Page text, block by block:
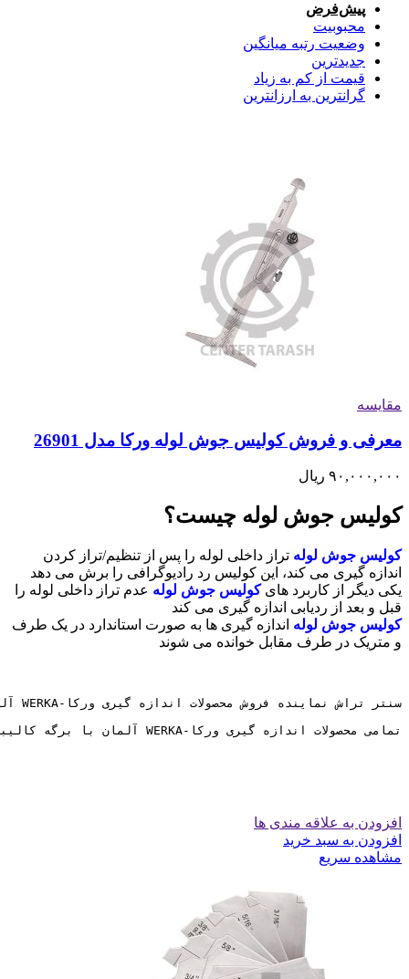
پیش‌فرض
محبوبیت
وضعیت رتبه میانگین
جدیدترین
قیمت از کم به زیاد
گرانترین به ارزانترین
مقایسه
معرفی و فروش کولیس جوش لوله ورکا مدل 26901
۹۰,۰۰۰,۰۰۰ ریال
کولیس جوش لوله چیست؟
کولیس جوش لوله تراز داخلی لوله را پس از تنظیم/تراز کردن
اندازه گیری می کند، این کولیس رد رادیوگرافی را برش می دهد
یکی دیگر از کاربرد هایکولیس جوش لوله عدم تراز داخلی لوله را
قبل و بعد از ردیابی اندازه گیری می کند
کولیس جوش لوله اندازه گیری ها به صورت استاندارد در یک طرف
و متریک در طرف مقابل خوانده می شوند
تمامی محصولات اندازه گیری ورکا-WERKA آلمان با برگه کالیبراسیون معتبر و 6 ماه ضمانت کالیبره به مشتریان ارائه میگردد
افزودن به علاقه مندی ها
افزودن به سبد خرید
مشاهده سریع